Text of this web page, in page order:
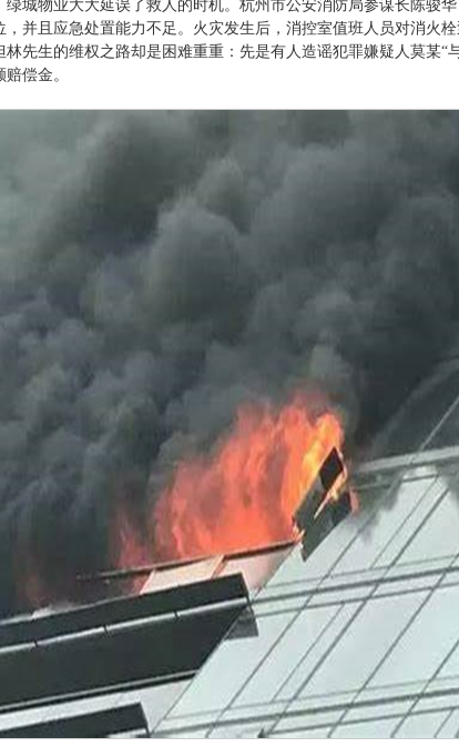
城物业大大延误了救人的时机。杭州市公安消防局参谋长陈骏
并且应急处置能力不足。火灾发生后，消控室值班人员对消火
先生的维权之路却是困难重重：先是有人造谣犯罪嫌疑人莫某“
偿金。